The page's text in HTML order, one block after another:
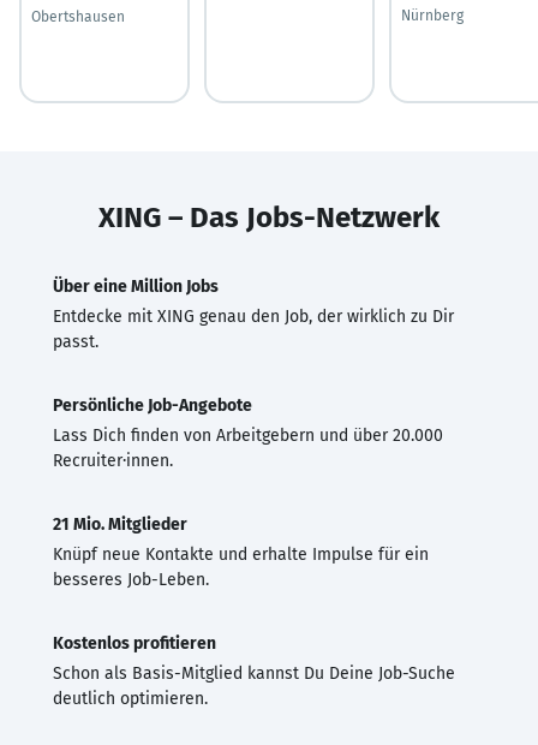
Obertshausen
Nürnberg
XING – Das Jobs-Netzwerk
Über eine Million Jobs
Entdecke mit XING genau den Job, der wirklich zu Dir
passt.
Persönliche Job-Angebote
Lass Dich finden von Arbeitgebern und über 20.000
Recruiter·innen.
21 Mio. Mitglieder
Knüpf neue Kontakte und erhalte Impulse für ein
besseres Job-Leben.
Kostenlos profitieren
Schon als Basis-Mitglied kannst Du Deine Job-Suche
deutlich optimieren.